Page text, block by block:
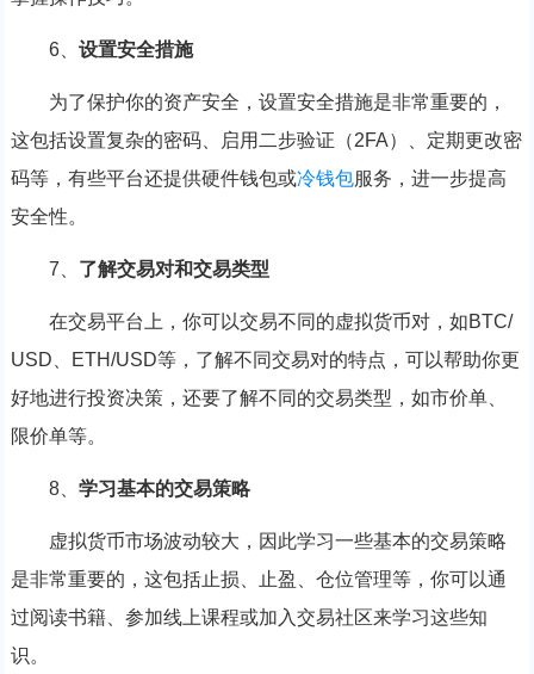
6、 设置安全措施
为了保护你的资产安全，设置安全措施是非常重要的，
这包括设置复杂的密码、启用二步验证（2FA）、定期更改密
码等，有些平台还提供硬件钱包或冷钱包服务，进一步提高
安全性。
7、 了解交易对和交易类型
在交易平台上，你可以交易不同的虚拟货币对，如BTC/
USD、ETH/USD等，了解不同交易对的特点，可以帮助你更
好地进行投资决策，还要了解不同的交易类型，如市价单、
限价单等。
8、 学习基本的交易策略
虚拟货币市场波动较大，因此学习一些基本的交易策略
是非常重要的，这包括止损、止盈、仓位管理等，你可以通
过阅读书籍、参加线上课程或加入交易社区来学习这些知
识。